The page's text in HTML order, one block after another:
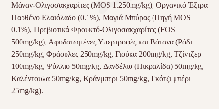
Μάναν-Ολιγοσακχαρίτες (MOS 1.250mg/kg), Οργανικό Έξτρα
Παρθένο Ελαιόλαδο (0.1%), Μαγιά Μπύρας (Πηγή MOS
0.1%), Πρεβιοτικά Φρουκτό-Ολιγοσακχαρίτες (FOS
500mg/kg), Αφυδατωμένες Υπερτροφές και Βότανα (Ρόδι
250mg/kg, Φράουλες 250mg/kg, Γιούκα 200mg/kg, Τζίντζερ
100mg/kg, Ψύλλιο 50mg/kg, Δανδέλιο (Πικραλίδα) 50mg/kg,
Καλέντουλα 50mg/kg, Κράνμπερι 50mg/kg, Γκότζι μπέρι
25mg/kg).